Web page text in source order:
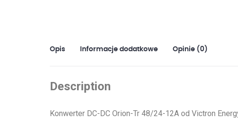
Opis Informacje dodatkowe Opinie (0)
Description
Konwerter DC-DC Orion-Tr 48/24-12A od Victron